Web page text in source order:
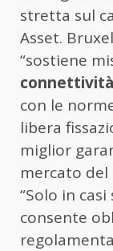
stretta sul
Asset.
“sostiene
con le
libera
miglior
mercato
“Solo in casi
consente